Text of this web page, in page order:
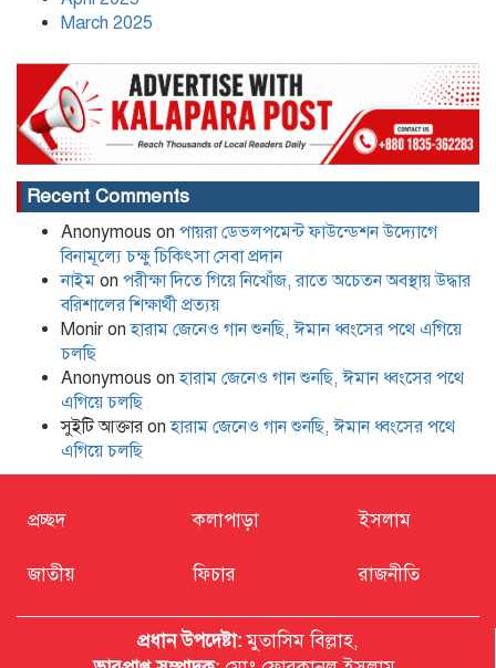
মঙ্গলবার হতে
বাংলাদেশের বাজারের ৩৪ টুথপেস্টের
২৬টিতে মাইক্রোপ্লাস্টিক, উদ্বেগ বাড়াচ্ছে
গবেষণা
নতুন নেতৃত্বে পায়রাঃ সভাপতি মোঃ রফিকুল,
২০২৬-২০২৭ কমিটি গঠন
March 2025
Recent Comments
Anonymous on পায়রা ডেভলপমেন্ট ফাউন্ডেশন উদ্যোগে
বিনামূল্যে চক্ষু চিকিৎসা সেবা প্রদান
নাইম on পরীক্ষা দিতে গিয়ে নিখোঁজ, রাতে অচেতন অবস্থায় উদ্ধার
বরিশালের শিক্ষার্থী প্রত্যয়
Monir onহারাম জেনেও গান শুনছি, ঈমান ধ্বংসের পথে এগিয়ে
চলছি
Anonymous onহারাম জেনেও গান শুনছি, ঈমান ধ্বংসের পথে
এগিয়ে চলছি
সুইটি আক্তার onহারাম জেনেও গান শুনছি, ঈমান ধ্বংসের পথে
এগিয়ে চলছি
প্রচ্ছদ কলাপাড়া ইসলাম
জাতীয় ফিচার রাজনীতি
প্রধান উপদেষ্টা:মুতাসিম বিল্লাহ,